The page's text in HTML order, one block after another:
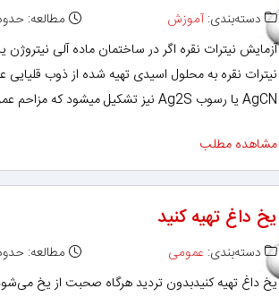
دسته‌بندی: آموزش مطالعه: حدود ۶
آزمایش نیترات نقره اگر در ساختمان ماده آلی نیتروژن
نیترات نقره به محلول اسیدی تهیه شده از ذوب قلیایی
AgCN یا رسوب Ag2S نیز تشکیل میشود که مزاحم عمل تشخی…
مشاهده مطلب
یخ داغ تهیه کنید
دسته‌بندی: عمومی مطالعه: حدود ۳
یخ داغ تهیه كنیدبدون تردید هرگاه صحبت از یخ